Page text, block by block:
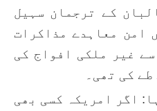
کے ترجمان سہیل
امن معاہدے مذاکرات
غیر ملکی افواج کی
کی تھی۔
اگر امریکہ کسی بھی